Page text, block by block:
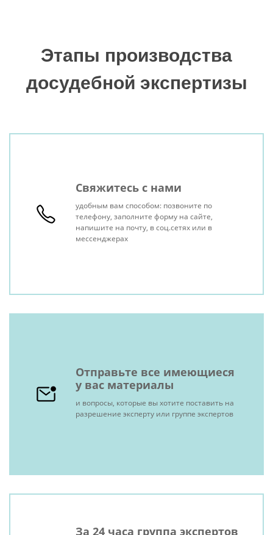
Этапы производства
досудебной экспертизы
Свяжитесь с нами
удобным вам способом: позвоните по
телефону, заполните форму на сайте,
напишите на почту, в соц.сетях или в
мессенджерах
Отправьте все имеющиеся
у вас материалы
и вопросы, которые вы хотите поставить на
разрешение эксперту или группе экспертов
За 24 часа группа экспертов